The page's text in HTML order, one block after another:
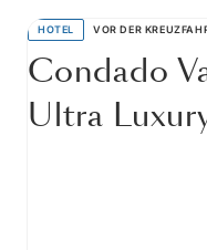
HOTEL VOR DER
Condado
Ultra